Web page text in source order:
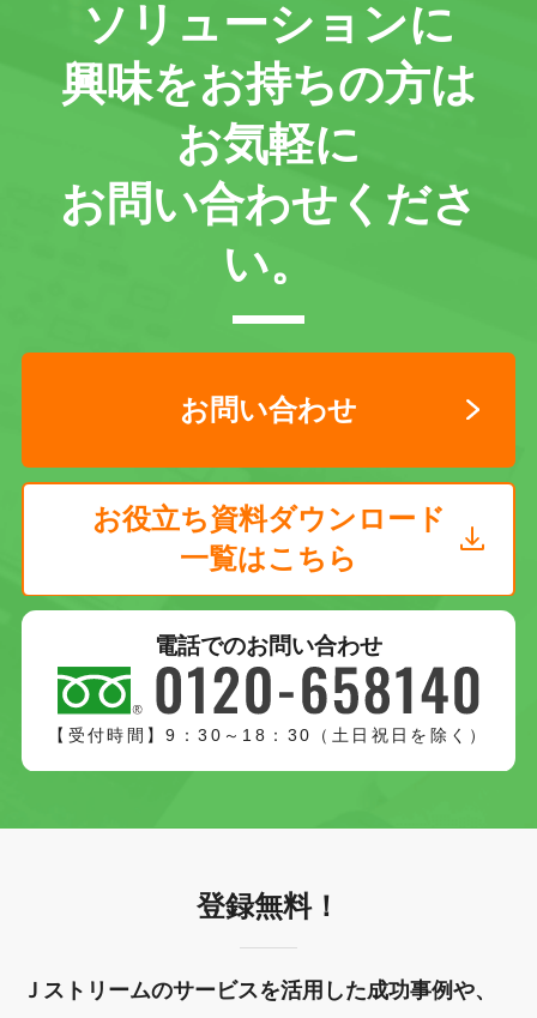
ソリューションに
興味をお持ちの方は
お気軽に
お問い合わせくださ
い。
お問い合わせ
お役立ち資料ダウンロード
一覧はこちら
電話でのお問い合わせ
【受付時間】9：30～18：30（土日祝日を除く）
登録無料！
Ｊストリームのサービスを活用した成功事例や、